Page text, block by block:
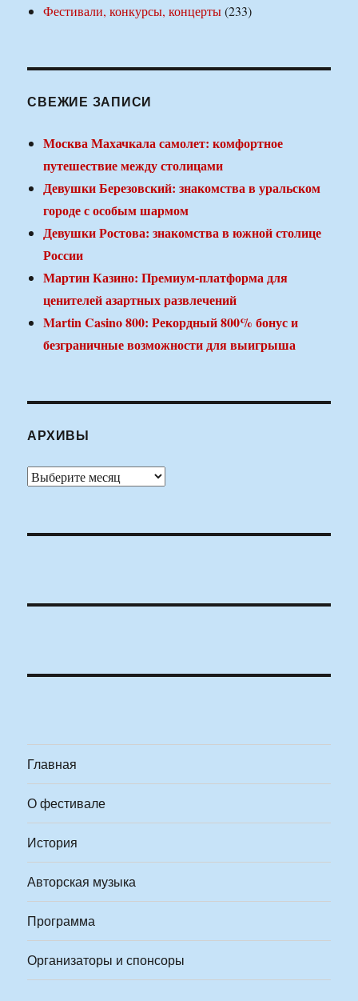
Фестивали, конкурсы, концерты(233)
СВЕЖИЕ ЗАПИСИ
Москва Махачкала самолет: комфортное
путешествие между столицами
Девушки Березовский: знакомства в уральском
городе с особым шармом
Девушки Ростова: знакомства в южной столице
России
Мартин Казино: Премиум-платформа для
ценителей азартных развлечений
Martin Casino 800: Рекордный 800% бонус и
безграничные возможности для выигрыша
АРХИВЫ
Архивы
Главная
О фестивале
История
Авторская музыка
Программа
Организаторы и спонсоры